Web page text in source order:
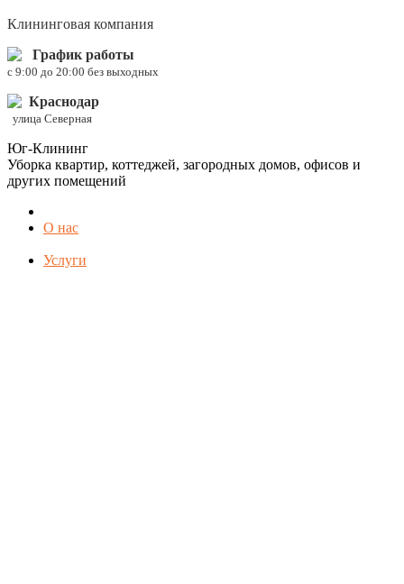
Клининговая компания
График работы
c 9:00 до 20:00 без выходных
Краснодар
улица Северная
Юг-Клининг
Уборка квартир, коттеджей, загородных домов, офисов и
других помещений
О нас
Услуги